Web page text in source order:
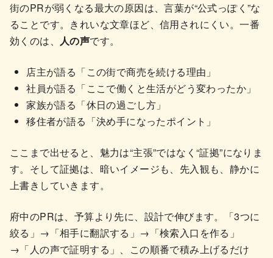
街のPRが弱くなる最大の原因は、言葉が“公式っぽく”な
ることです。きれいな文章ほど、信用されにくい。一番
効くのは、 人の声です。
店主が語る「この街で商売を続ける理由」
社員が語る「ここで働くと生活がどう変わったか」
家族が語る「休日の過ごし方」
移住者が語る「決め手になったポイント」
ここまで出せると、魅力は“主張”ではなく“証拠”になりま
す。そして証拠は、暗いイメージも、先入観も、静かに
上書きしていきます。
府中のPRは、予算より先に、設計で伸びます。「3つに
絞る」→「相手に翻訳する」→「検索入口を作る」
→「人の声で証明する」、この順番で積み上げるだけ